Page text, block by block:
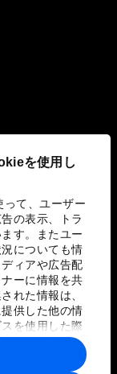
を使用し
って、ユーザー
の表示、トラ
す。またユー
についても情
ィアや広告配
ーに情報を共
れた情報は、
供した他の情
を使用した際
され、各パー
とがありま
規約